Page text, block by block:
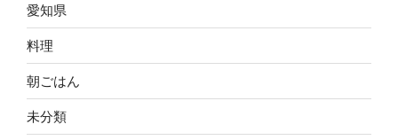
愛知県
料理
朝ごはん
未分類